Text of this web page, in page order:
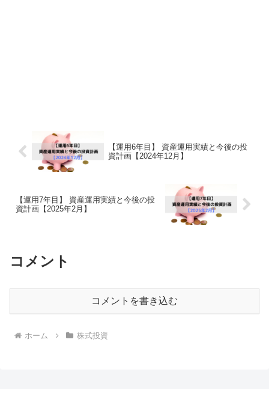
【運用6年目】 資産運用実績と今後の投
資計画【2024年12月】
【運用7年目】 資産運用実績と今後の投
資計画【2025年2月】
コメント
コメントを書き込む
ホーム 株式投資